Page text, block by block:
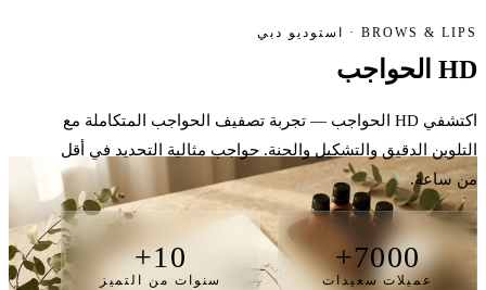
BROWS & LIPS · استوديو دبي
HD الحواجب
اكتشفي HD الحواجب — تجربة تصفيف الحواجب المتكاملة مع
التلوين الدقيق والتشكيل والحنة. حواجب مثالية التحديد في أقل
من ساعة.
7000+
عميلات سعيدات
10+
سنوات من التميز